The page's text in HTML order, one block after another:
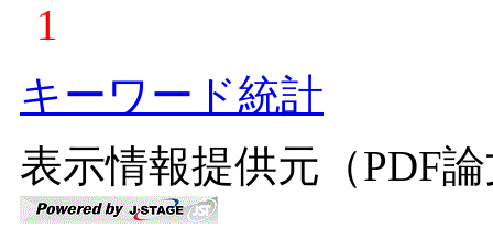
1
キーワード統計
表示情報提供元（PDF